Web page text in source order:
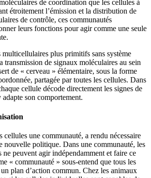
de coordination que les cellules à
étroitement l’émission et la distribution de
de contrôle, ces communautés
leurs fonctions pour agir comme une seule
multicellulaires plus primitifs sans système
transmission de signaux moléculaires au sein
de « cerveau » élémentaire, sous la forme
partagée par toutes les cellules. Dans
cellule décode directement les signes de
son comportement.
cellules une communauté, a rendu nécessaire
nouvelle politique. Dans une communauté, les
peuvent agir indépendamment et faire ce
« communauté » sous-entend que tous les
plan d’action commun. Chez les animaux